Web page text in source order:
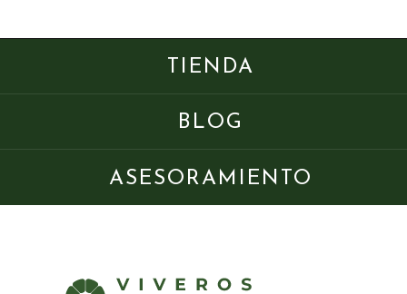
TIENDA
BLOG
ASESORAMIENTO